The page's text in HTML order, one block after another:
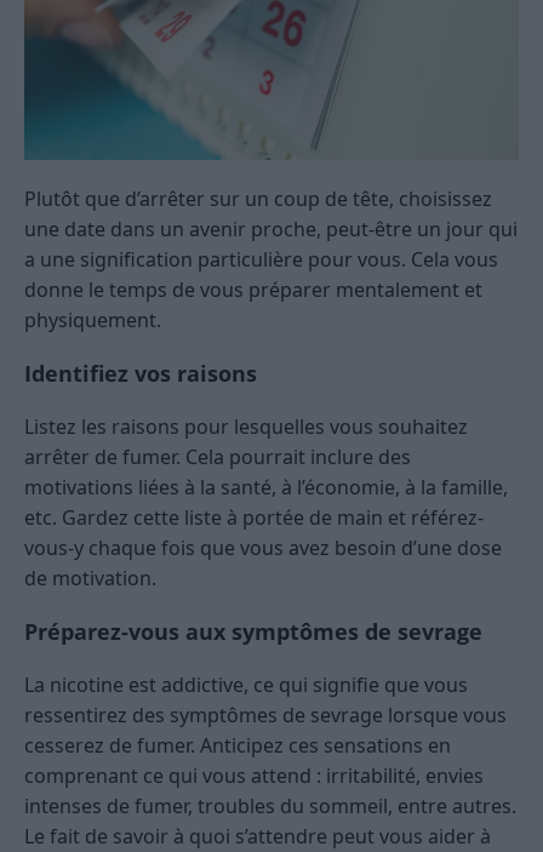
Plutôt que d’arrêter sur un coup de tête, choisissez
une date dans un avenir proche, peut-être un jour qui
a une signification particulière pour vous. Cela vous
donne le temps de vous préparer mentalement et
physiquement.
Identifiez vos raisons
Listez les raisons pour lesquelles vous souhaitez
arrêter de fumer. Cela pourrait inclure des
motivations liées à la santé, à l’économie, à la famille,
etc. Gardez cette liste à portée de main et référez-
vous-y chaque fois que vous avez besoin d’une dose
de motivation.
Préparez-vous aux symptômes de sevrage
La nicotine est addictive, ce qui signifie que vous
ressentirez des symptômes de sevrage lorsque vous
cesserez de fumer. Anticipez ces sensations en
comprenant ce qui vous attend : irritabilité, envies
intenses de fumer, troubles du sommeil, entre autres.
Le fait de savoir à quoi s’attendre peut vous aider à